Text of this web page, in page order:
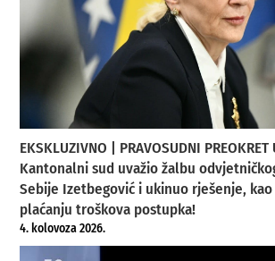
EKSKLUZIVNO | PRAVOSUDNI PREOKRET
Kantonalni sud uvažio žalbu
Sebije Izetbegović i ukinuo rješenje,
plaćanju troškova postupka!
4. kolovoza 2026.